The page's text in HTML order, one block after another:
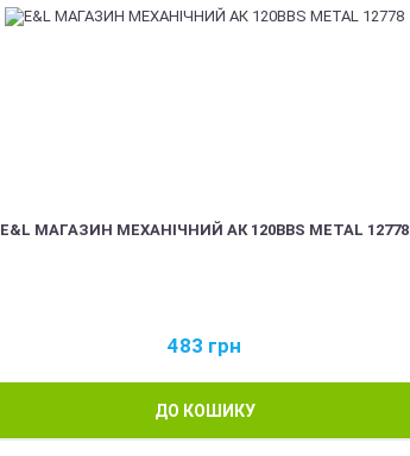
E&L МАГАЗИН МЕХАНІЧНИЙ АК 120BBS METAL 12778
483 грн
ДО КОШИКУ